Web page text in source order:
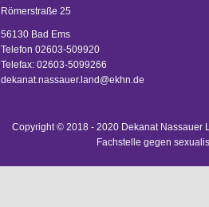
Römerstraße 25
56130 Bad Ems
Telefon 02603-509920
Telefax: 02603-5099266
dekanat.nassauer.land@ekhn.de
Copyright © 2018 - 2020 Dekanat Nassauer
Fachstelle gegen